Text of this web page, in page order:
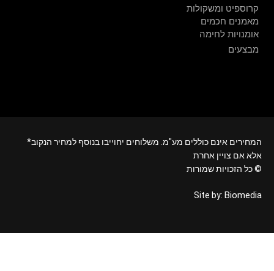
קרוספיט ומשקולות
מאמנים חכמים
אומנויות לחימה
מבצעים
*המחירים אינם כוללים מע"מ. משלוחים יחוייבו בנוסף למחיר הנקוב
אלא אם צויין אחרת
כל הזכויות שמורות ©
Site by: Biomedia